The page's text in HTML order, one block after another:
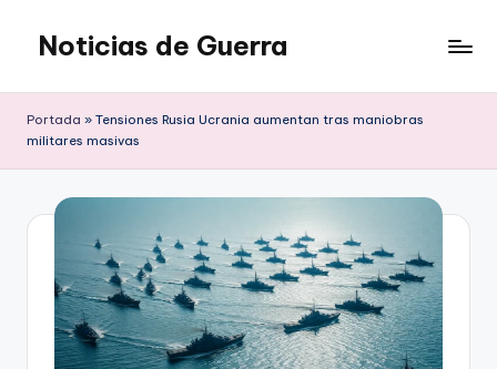
Saltar
contenido
Noticias de Guerra
Portada » Tensiones Rusia Ucrania aumentan tras maniobras
militares masivas